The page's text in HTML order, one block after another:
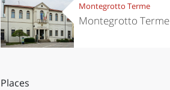
Montegrotto Terme
Montegrotto Terme
Places